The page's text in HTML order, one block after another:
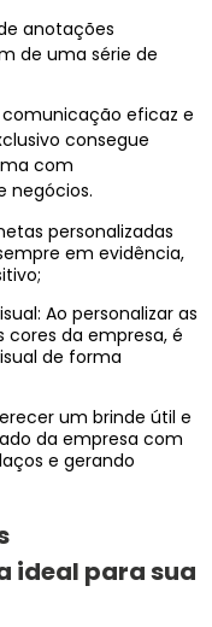
anotações
de uma série de
eficaz e
consegue
com
negócios.
em evidência,
da empresa, é
de forma
da empresa com
e gerando
ideal para sua